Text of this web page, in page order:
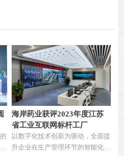
海岸药业获评2023年度江苏
省工业互联网标杆工厂
以数字化技术创新为驱动，全面提
升企业在生产管理环节的智能化水